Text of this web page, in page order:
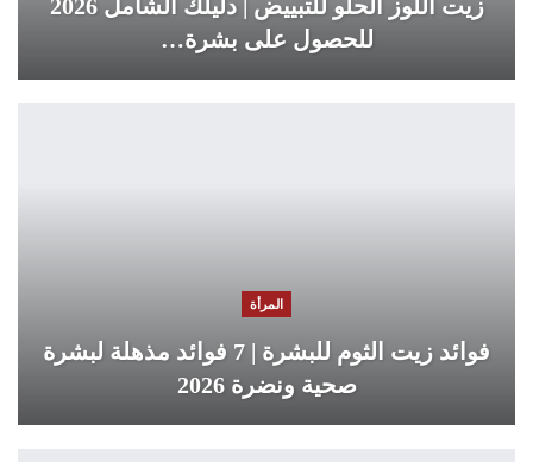
زيت اللوز الحلو للتبييض | دليلك الشامل 2026
للحصول على بشرة…
المرأة
فوائد زيت الثوم للبشرة | 7 فوائد مذهلة لبشرة
صحية ونضرة 2026